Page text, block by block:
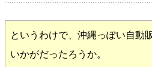
というわけで、沖縄っぽい自動
いかがだったろうか。